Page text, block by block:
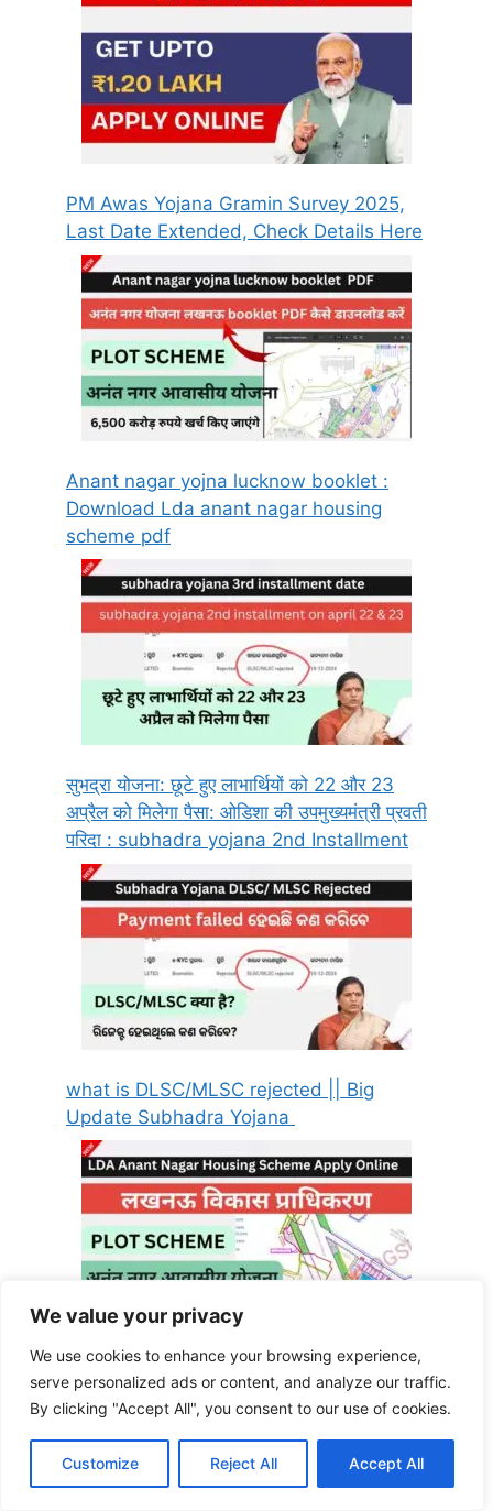
We value your privacy
We use cookies to enhance your browsing experience,
serve personalized ads or content, and analyze our traffic.
By clicking "Accept All", you consent to our use of cookies.
Customize Reject All Accept All
PM Awas Yojana Gramin Survey 2025,
Last Date Extended, Check Details Here
Anant nagar yojna lucknow booklet :
Download Lda anant nagar housing
scheme pdf
सुभद्रा योजना: छूटे हुए लाभार्थियों को 22 और 23
अप्रैल को मिलेगा पैसा: ओडिशा की उपमुख्यमंत्री प्रवती
परिदा : subhadra yojana 2nd Installment
what is DLSC/MLSC rejected || Big
Update Subhadra Yojana
LDA Anant Nagar yojana 2025: Apply
Online, Price and Last Date